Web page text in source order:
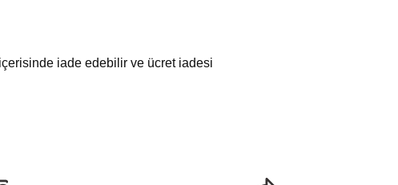
iade edebilir ve ücret iadesi